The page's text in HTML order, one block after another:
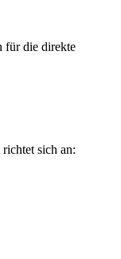
für die direkte
sich an: